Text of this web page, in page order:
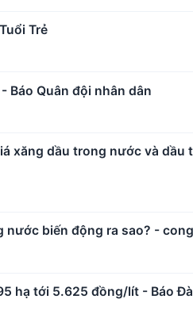
Trẻ
Báo Quân đội nhân dân
xăng dầu trong nước và dầu
biến động ra sao? -
hạ tới 5.625 đồng/lít - Báo